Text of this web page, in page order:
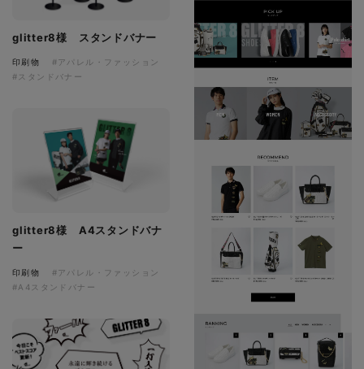
glitter8様 スタンドバナー
印刷物
#アパレル・ファッション
#スタンドバナー
glitter8様 A4スタンドバナ
ー
印刷物
#アパレル・ファッション
#A4スタンドバナー